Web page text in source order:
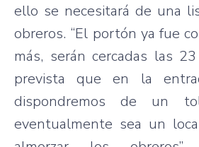
ello se necesitará de una
obreros. “El portón ya fue
más, serán cercadas las
prevista que en la
dispondremos de un
eventualmente sea un